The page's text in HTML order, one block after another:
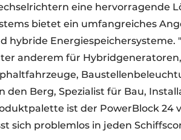
eine hervorragende
bietet ein umfangreiches
hybride
anderem für
den Berg, Spezialist für Bau,
ist der PowerBlock 24
sich problemlos in jeden